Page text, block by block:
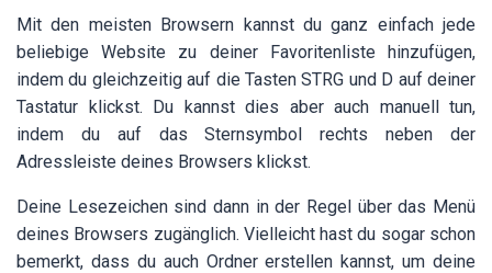
Mit den meisten Browsern kannst du ganz einfach jede
beliebige Website zu deiner Favoritenliste hinzufügen,
indem du gleichzeitig auf die Tasten STRG und D auf deiner
Tastatur klickst. Du kannst dies aber auch manuell tun,
indem du auf das Sternsymbol rechts neben der
Adressleiste deines Browsers klickst.
Deine Lesezeichen sind dann in der Regel über das Menü
deines Browsers zugänglich. Vielleicht hast du sogar schon
bemerkt, dass du auch Ordner erstellen kannst, um deine